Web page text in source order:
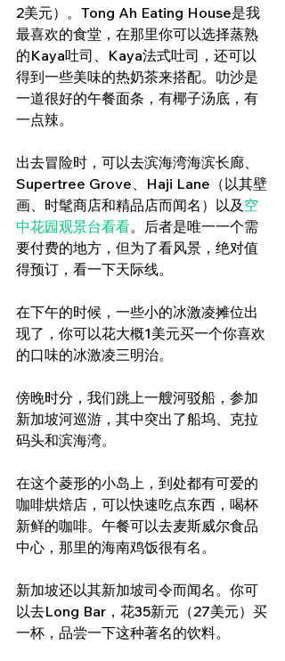
2美元）。Tong Ah Eating House是我
最喜欢的食堂，在那里你可以选择蒸熟
的Kaya吐司、Kaya法式吐司，还可以
得到一些美味的热奶茶来搭配。叻沙是
一道很好的午餐面条，有椰子汤底，有
一点辣。
出去冒险时，可以去滨海湾海滨长廊、
Supertree Grove、Haji Lane（以其壁
画、时髦商店和精品店而闻名）以及 空
中花园观景台看看。后者是唯一一个需
要付费的地方，但为了看风景，绝对值
得预订，看一下天际线。
在下午的时候，一些小的冰激凌摊位出
现了，你可以花大概1美元买一个你喜欢
的口味的冰激凌三明治。
傍晚时分，我们跳上一艘河驳船，参加
新加坡河巡游，其中突出了船坞、克拉
码头和滨海湾。
在这个菱形的小岛上，到处都有可爱的
咖啡烘焙店，可以快速吃点东西，喝杯
新鲜的咖啡。午餐可以去麦斯威尔食品
中心，那里的海南鸡饭很有名。
新加坡还以其新加坡司令而闻名。你可
以去Long Bar，花35新元（27美元）买
一杯，品尝一下这种著名的饮料。